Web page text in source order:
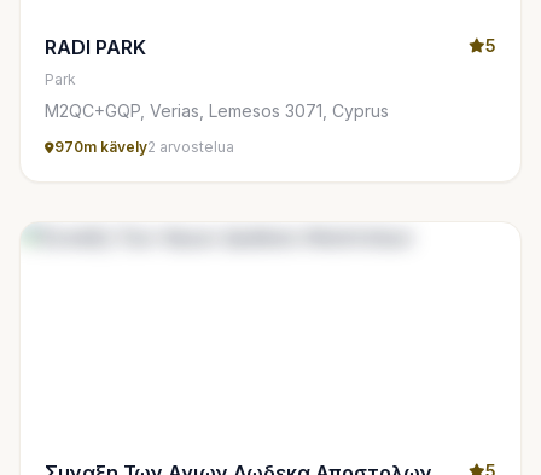
RADI PARK 5
Park
M2QC+GQP, Verias, Lemesos 3071, Cyprus
970m kävely2 arvostelua
5